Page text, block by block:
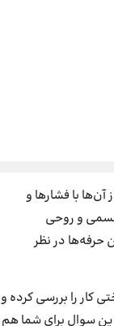
آن‌ها با فشارها و
جسمی و روحی
حرفه‌ها در نظر
کار را بررسی کرده و
سوال برای شما هم